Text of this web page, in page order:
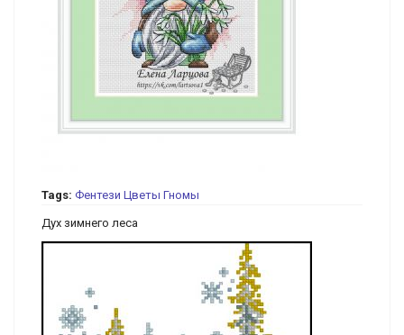
Tags: Фентези Цветы Гномы
Дух зимнего леса